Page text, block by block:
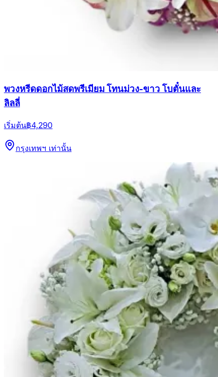
พวงหรีดดอกไม้สดพรีเมียม โทนม่วง-ขาว โบตั๋นและ
ลิลลี่
เริ่มต้น฿4,290
กรุงเทพฯ เท่านั้น